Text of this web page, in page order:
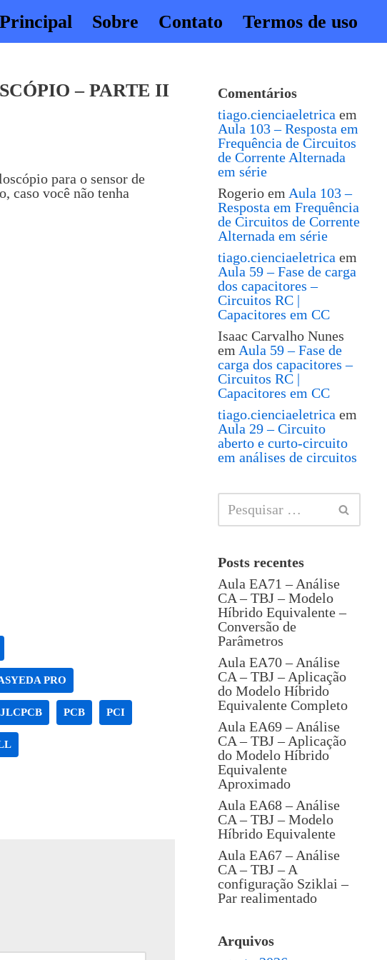
Principal Sobre Contato Termos de uso
– PARTE II
para o sensor de
caso você não tenha
PRO
JLCPCB PCB PCI
Comentários
tiago.cienciaeletrica em
Aula 103 – Resposta em
Frequência de Circuitos
de Corrente Alternada
em série
Rogerio em Aula 103 –
Resposta em Frequência
de Circuitos de Corrente
Alternada em série
tiago.cienciaeletrica em
Aula 59 – Fase de carga
dos capacitores –
Circuitos RC |
Capacitores em CC
Isaac Carvalho Nunes
em Aula 59 – Fase de
carga dos capacitores –
Circuitos RC |
Capacitores em CC
tiago.cienciaeletrica em
Aula 29 – Circuito
aberto e curto-circuito
em análises de circuitos
Posts recentes
Aula EA71 – Análise
CA – TBJ – Modelo
Híbrido Equivalente –
Conversão de
Parâmetros
Aula EA70 – Análise
CA – TBJ – Aplicação
do Modelo Híbrido
Equivalente Completo
Aula EA69 – Análise
CA – TBJ – Aplicação
do Modelo Híbrido
Equivalente
Aproximado
Aula EA68 – Análise
CA – TBJ – Modelo
Híbrido Equivalente
Aula EA67 – Análise
CA – TBJ – A
configuração Sziklai –
Par realimentado
Arquivos